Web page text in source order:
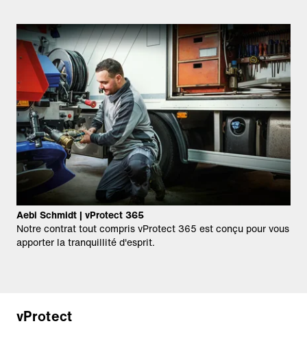
Aebi Schmidt | vProtect 365
Notre contrat tout compris vProtect 365 est conçu pour vous
apporter la tranquillité d'esprit.
vProtect